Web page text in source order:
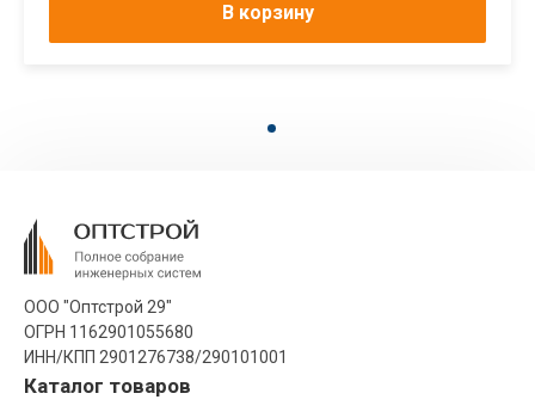
В корзину
ООО "Оптстрой 29"
ОГРН 1162901055680
ИНН/КПП 2901276738/290101001
Каталог товаров